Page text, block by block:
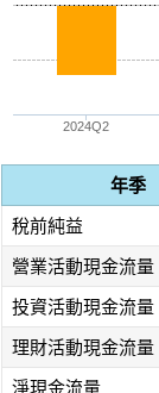
2024Q2
年季
稅前純益
營業活動現金流量
投資活動現金流量
理財活動現金流量
淨現金流量